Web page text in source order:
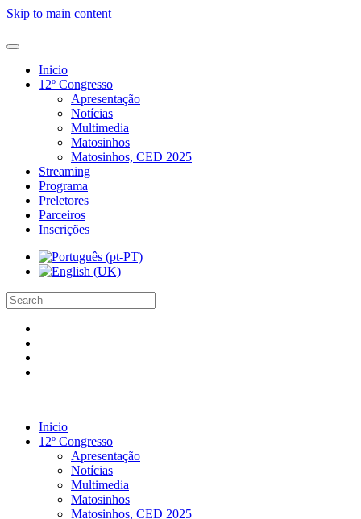
Skip to main content
Inicio
12º Congresso
Apresentação
Notícias
Multimedia
Matosinhos
Matosinhos, CED 2025
Streaming
Programa
Preletores
Parceiros
Inscrições
Inicio
12º Congresso
Apresentação
Notícias
Multimedia
Matosinhos
Matosinhos, CED 2025